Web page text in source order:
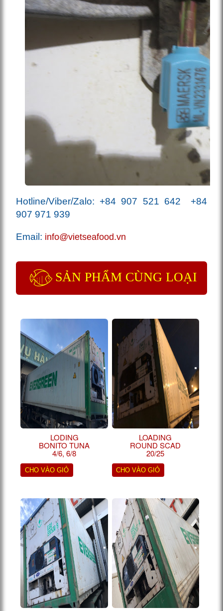
Hotline/Viber/Zalo: +84 907 521 642 +84
907 971 939
Email: info@vietseafood.vn
SẢN PHẨM CÙNG LOẠI
LODING
BONITO TUNA
4/6, 6/8
CHO VÀO GIỎ
LOADING
ROUND SCAD
20/25
CHO VÀO GIỎ